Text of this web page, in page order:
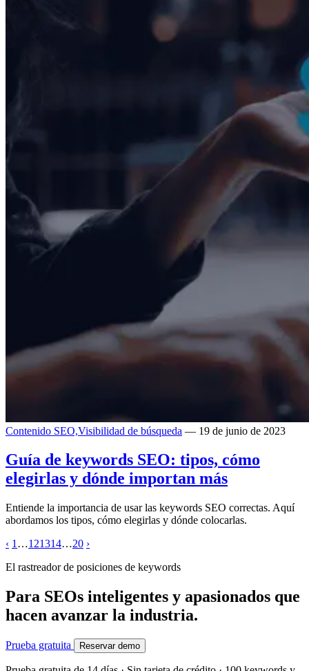
Contenido SEO,Visibilidad de búsqueda — 19 de junio de 2023
Guía de keywords SEO: tipos, cómo
elegirlas y dónde importan más
Entiende la importancia de usar las keywords SEO correctas. Aquí
abordamos los tipos, cómo elegirlas y dónde colocarlas.
‹ 1 …121314…20 ›
El rastreador de posiciones de keywords
Para SEOs inteligentes y apasionados que
hacen avanzar la industria.
Prueba gratuita Reservar demo